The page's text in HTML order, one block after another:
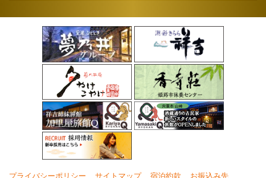
プライバシーポリシー サイトマップ 宿泊約款
お振込み先